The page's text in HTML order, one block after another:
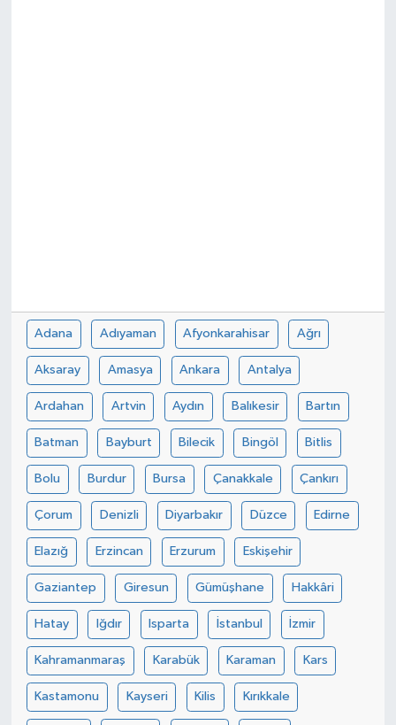
Adana Adıyaman Afyonkarahisar Ağrı
Aksaray Amasya Ankara Antalya
Ardahan Artvin Aydın Balıkesir Bartın
Batman Bayburt Bilecik Bingöl Bitlis
Bolu Burdur Bursa Çanakkale Çankırı
Çorum Denizli Diyarbakır Düzce Edirne
Elazığ Erzincan Erzurum Eskişehir
Gaziantep Giresun Gümüşhane Hakkâri
Hatay Iğdır Isparta İstanbul İzmir
Kahramanmaraş Karabük Karaman Kars
Kastamonu Kayseri Kilis Kırıkkale